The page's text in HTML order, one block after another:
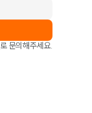
로 문의해주세요.